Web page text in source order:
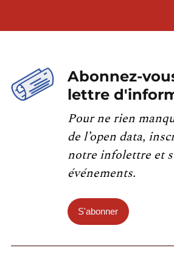
Abonnez-
lettre
Pour ne rien
de l’open data,
notre infolettre et
événements.
S'abonner